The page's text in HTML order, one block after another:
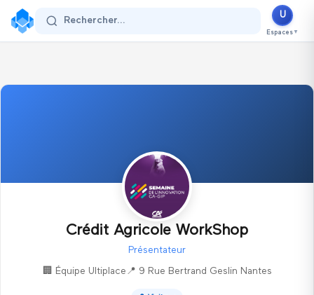
Se connecter
Rechercher...
U
Espaces ▼
Crédit Agricole WorkShop
Présentateur
🏢 Équipe Ultiplace 📍 9 Rue Bertrand Geslin Nantes